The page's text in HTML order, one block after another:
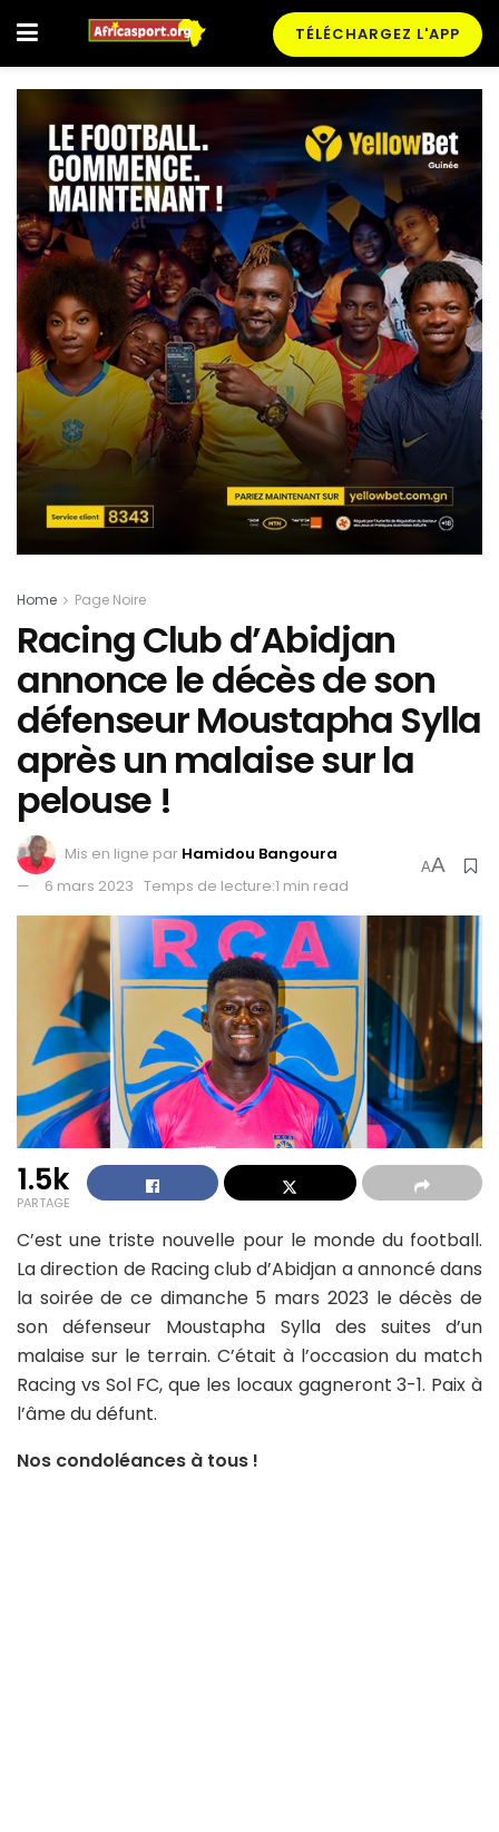
TÉLÉCHARGEZ L'APP
Home Page Noire
Racing Club d’Abidjan
annonce le décès de son
défenseur Moustapha Sylla
après un malaise sur la
pelouse !
Mis en ligne par Hamidou Bangoura
6 mars 2023 Temps de lecture:1 min read
AA
1.5k
PARTAGE
C’est une triste nouvelle pour le monde du football.
La direction de Racing club d’Abidjan a annoncé dans
la soirée de ce dimanche 5 mars 2023 le décès de
son défenseur Moustapha Sylla des suites d’un
malaise sur le terrain. C’était à l’occasion du match
Racing vs Sol FC, que les locaux gagneront 3-1. Paix à
l’âme du défunt.
Nos condoléances à tous !